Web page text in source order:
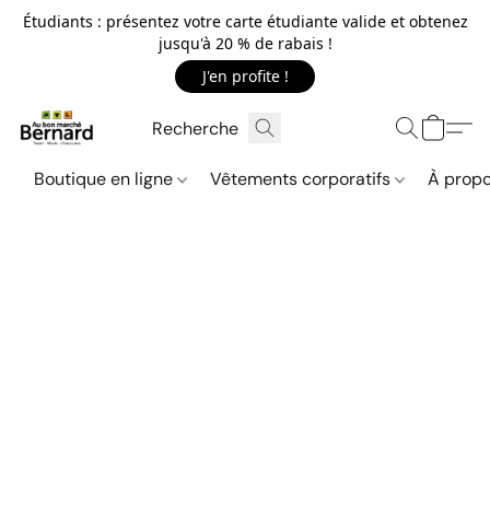
Étudiants : présentez votre carte étudiante valide et obtenez
jusqu'à 20 % de rabais !
J'en profite !
Boutique en ligne Vêtements corporatifs À